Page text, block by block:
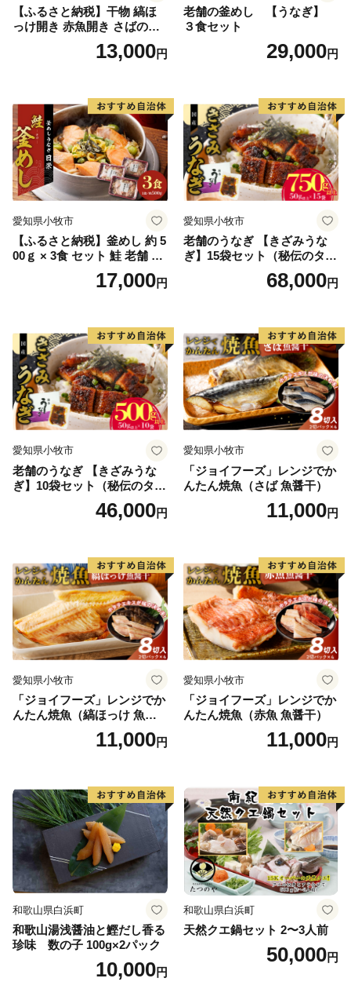
【ふるさと納税】干物 縞ほ
っけ開き 赤魚開き さばの開
き 魚醤干し 3種 セット 詰め
合わせ 魚 おかず 肉厚 おいし
取り寄せグルメ 魚醤 ナンプ
ラー 愛知県 小牧市 冷凍 送料
無料
13,000円
老舗の釜めし 【うなぎ】
３食セット
29,000円
愛知県小牧市
【ふるさと納税】釜めし 約 5
00ｇ × 3食 セット 鮭 老舗 急
速冷凍 レンチン 時短 簡単調
理 食品 加工品 海鮮 手作り
り寄せグルメ 愛知県 小牧市
送料無料
17,000円
愛知県小牧市
老舗のうなぎ 【きざみうな
ぎ】15袋セット（秘伝のタレ
68,000円
愛知県小牧市
老舗のうなぎ 【きざみうな
ぎ】10袋セット（秘伝のタレ
46,000円
愛知県小牧市
「ジョイフーズ」レンジでか
んたん焼魚（さば 魚醤干）
11,000円
愛知県小牧市
「ジョイフーズ」レンジでか
んたん焼魚（縞ほっけ 魚醤
11,000円
愛知県小牧市
「ジョイフーズ」レンジでか
んたん焼魚（赤魚 魚醤干）
11,000円
和歌山県白浜町
和歌山湯浅醤油と鰹だし香る
珍味 数の子 100g×2パック
10,000円
和歌山県白浜町
天然クエ鍋セット 2〜3人前
50,000円